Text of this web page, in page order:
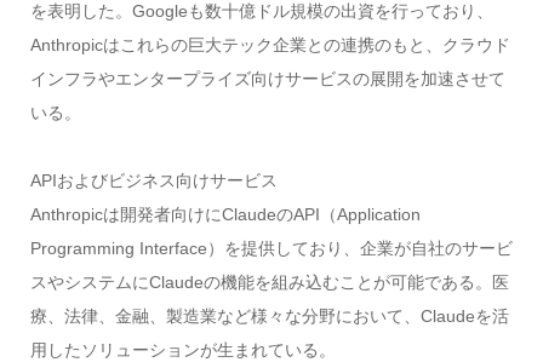
を表明した。Googleも数十億ドル規模の出資を行っており、
Anthropicはこれらの巨大テック企業との連携のもと、クラウド
インフラやエンタープライズ向けサービスの展開を加速させて
いる。
APIおよびビジネス向けサービス
Anthropicは開発者向けにClaudeのAPI（Application
Programming Interface）を提供しており、企業が自社のサービ
スやシステムにClaudeの機能を組み込むことが可能である。医
療、法律、金融、製造業など様々な分野において、Claudeを活
用したソリューションが生まれている。